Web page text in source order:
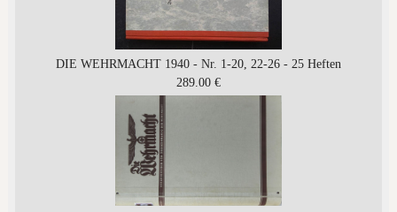
DIE WEHRMACHT 1940 - Nr. 1-20, 22-26 - 25 Heften
289.00 €